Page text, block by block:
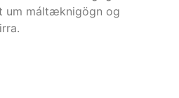
um máltæknigögn og